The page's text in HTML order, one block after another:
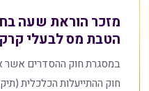
מזכר הוראת שעה
הטבת מס לבעלי
חוק ההתייעלות הכלכלית